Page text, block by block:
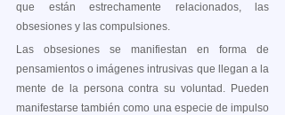
que están estrechamente relacionados, las
obsesiones y las compulsiones.
Las obsesiones se manifiestan en forma de
pensamientos o imágenes intrusivas que llegan a la
mente de la persona contra su voluntad. Pueden
manifestarse también como una especie de impulso